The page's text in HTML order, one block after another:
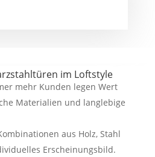
im Loftstyle
mehr Kunden legen Wert
Materialien und langlebige
aus Holz, Stahl
Erscheinungsbild.